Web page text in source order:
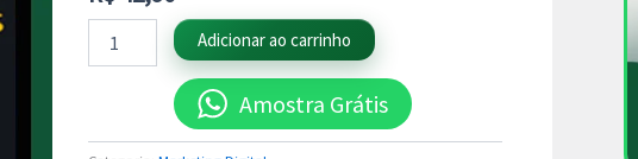
Nem
R$0,01
-
Empresaenxuta
Adicionar ao carrinho
Amostra Grátis